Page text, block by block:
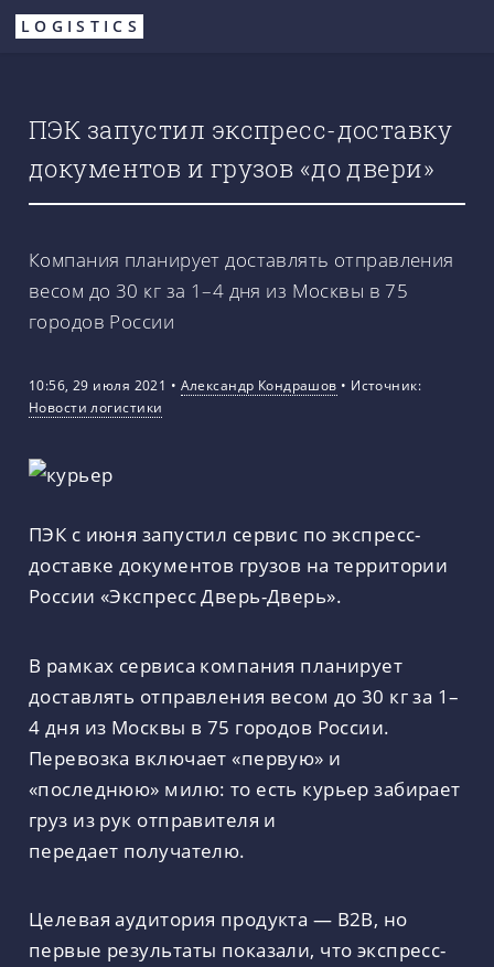
Перейти
LOGISTICS
ПЭК запустил экспресс-доставку
документов и грузов «до двери»
Компания планирует доставлять отправления
весом до 30 кг за 1–4 дня из Москвы в 75
городов России
10:56, 29 июля 2021 • Александр Кондрашов • Источник:
Новости логистики
ПЭК с июня запустил сервис по экспресс-
доставке документов грузов на территории
России «Экспресс Дверь-Дверь».
В рамках сервиса компания планирует
доставлять отправления весом до 30 кг за 1–
4 дня из Москвы в 75 городов России.
Перевозка включает «первую» и
«последнюю» милю: то есть курьер забирает
груз из рук отправителя и
передает получателю.
Целевая аудитория продукта — В2В, но
первые результаты показали, что экспресс-